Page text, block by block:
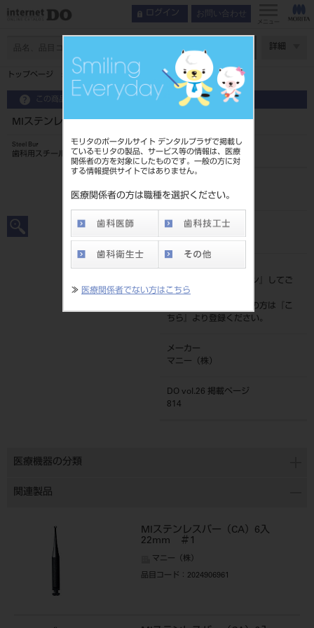
モリタのポータルサイト デンタルプラザで掲載し
ているモリタの製品、サービス等の情報は、医療
関係者の方を対象にしたものです。一般の方に対
する情報提供サイトではありません。
医療関係者の方は職種を選択ください。
≫ 医療関係者でない方はこちら
ログイン お問い合わせ
メニュー
詳細
トップページ MIステンレスバー（CA）6入28mm ＃4
この商品に関するお問い合わせ
MIステンレスバー（CA）6入28mm ＃4
Steel Bur
歯科用スチールバー
2024906974
JAN/EANコード
標準価格
ログイン
』してご
覧ください。
ネット会員登録がまだの方は『
こ
ちら
』より登録ください。
メーカー
マニー（株）
DO vol.26 掲載ページ
814
医療機器の分類
関連製品
MIステンレスバー（CA）6入
22mm ＃1
マニー（株）
品目コード ：2024906961